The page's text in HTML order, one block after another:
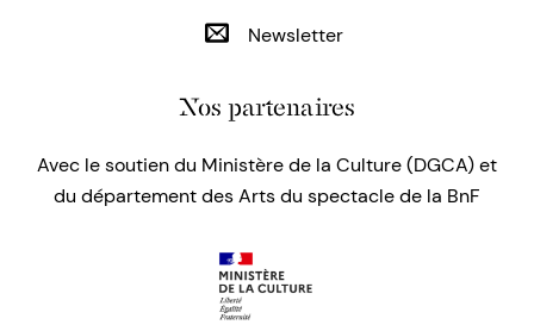
Newsletter
Nos partenaires
Avec le soutien du Ministère de la Culture (DGCA) et
du département des Arts du spectacle de la BnF